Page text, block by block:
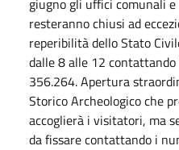
resteranno chiusi ad
reperibilità dello Stato
dalle 8 alle 12
356.264. Apertura
Storico Archeologico che
accoglierà i visitatori, ma
da fissare contattando i